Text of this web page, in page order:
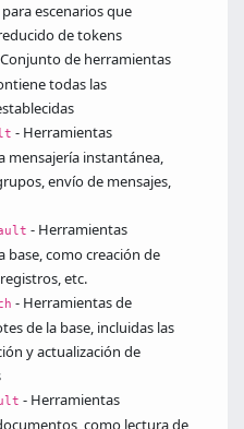
escenarios que
de tokens
de herramientas
todas las
- Herramientas
mensajería instantánea,
envío de mensajes,
- Herramientas
base, como creación de
etc.
- Herramientas de
de la base, incluidas las
y actualización de
- Herramientas
como lectura de